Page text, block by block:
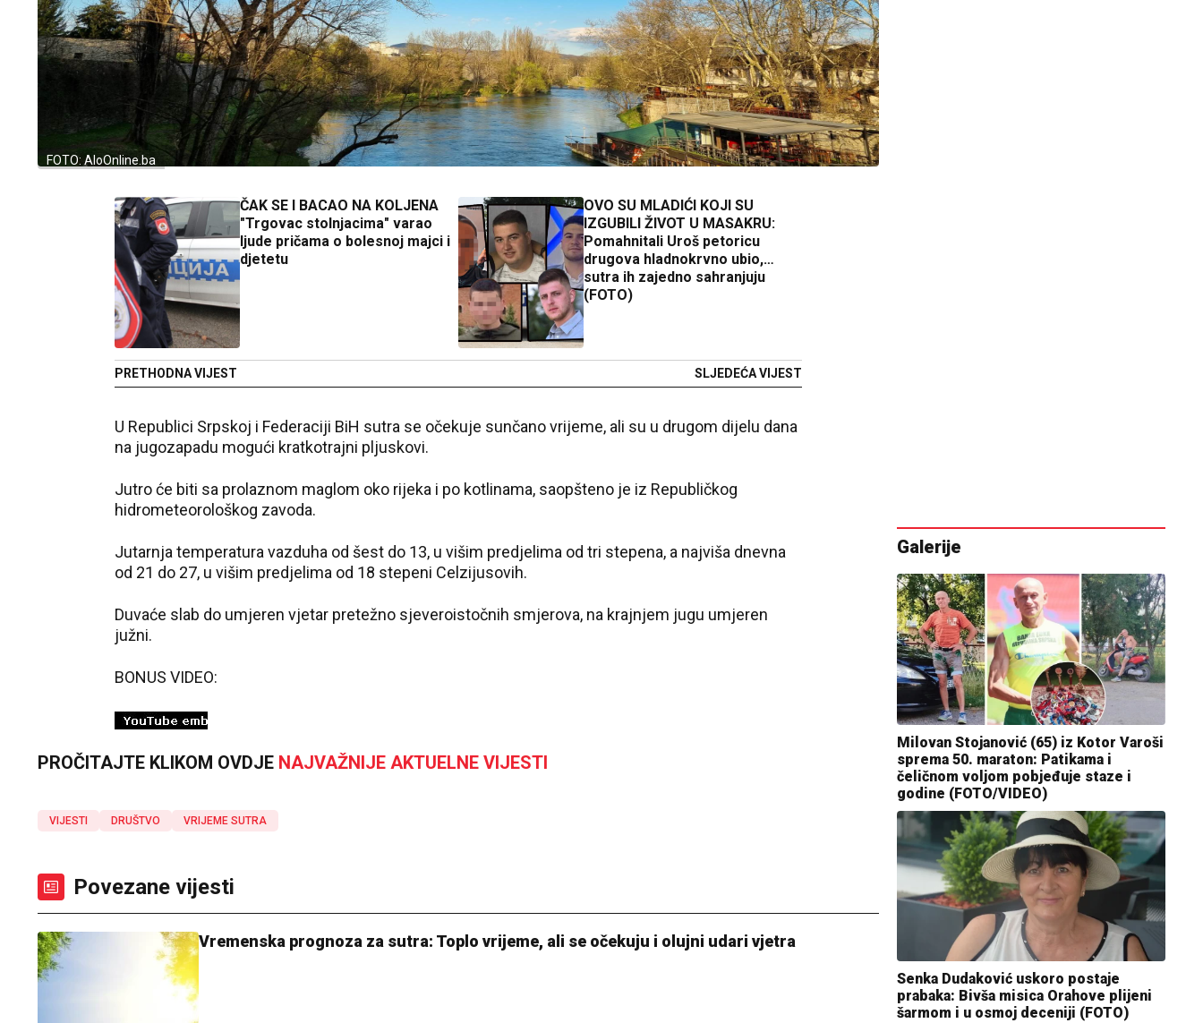
FOTO: AloOnline.ba
ČAK SE I BACAO NA KOLJENA
"Trgovac stolnjacima" varao
ljude pričama o bolesnoj majci i
djetetu
PRETHODNA VIJEST
OVO SU MLADIĆI KOJI SU
IZGUBILI ŽIVOT U MASAKRU:
Pomahnitali Uroš petoricu
drugova hladnokrvno ubio,
sutra ih zajedno sahranjuju
(FOTO)
SLJEDEĆA VIJEST
U Republici Srpskoj i Federaciji BiH sutra se očekuje sunčano vrijeme, ali su u drugom dijelu dana
na jugozapadu mogući kratkotrajni pljuskovi.
Јutro će biti sa prolaznom maglom oko rijeka i po kotlinama, saopšteno je iz Republičkog
hidrometeorološkog zavoda.
Јutarnja temperatura vazduha od šest do 13, u višim predjelima od tri stepena, a najviša dnevna
od 21 do 27, u višim predjelima od 18 stepeni Celzijusovih.
Duvaće slab do umjeren vjetar pretežno sjeveroistočnih smjerova, na krajnjem jugu umjeren
južni.
BONUS VIDEO:
PROČITAJTE KLIKOM OVDJE NAJVAŽNIJE AKTUELNE VIJESTI
VIJESTI DRUŠTVO VRIJEME SUTRA
Povezane vijesti
Vremenska prognoza za sutra: Toplo vrijeme, ali se očekuju i olujni udari vjetra
Galerije
Milovan Stojanović (65) iz Kotor Varoši
sprema 50. maraton: Patikama i
čeličnom voljom pobjeđuje staze i
godine (FOTO/VIDEO)
Senka Dudaković uskoro postaje
prabaka: Bivša misica Orahove plijeni
šarmom i u osmoj deceniji (FOTO)